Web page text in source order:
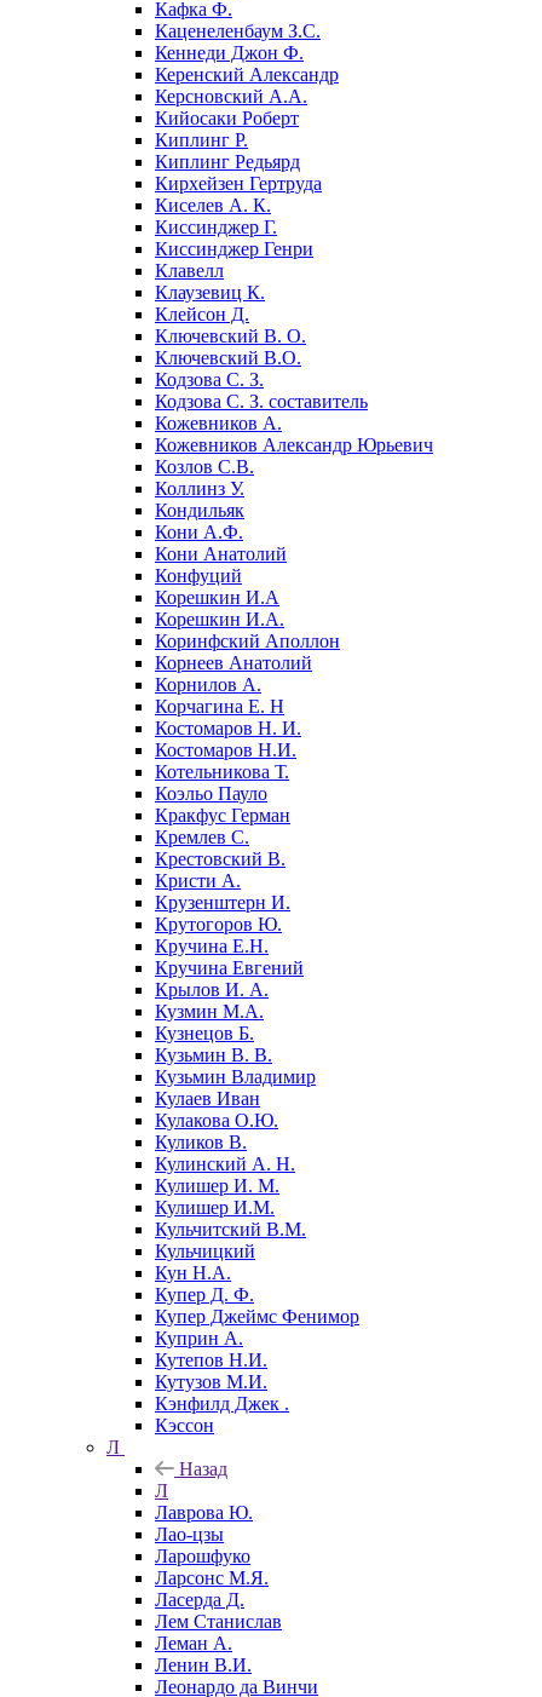
Кафка Ф.
Каценеленбаум З.С.
Кеннеди Джон Ф.
Керенский Александр
Керсновский А.А.
Кийосаки Роберт
Киплинг Р.
Киплинг Редьярд
Кирхейзен Гертруда
Киселев А. К.
Киссинджер Г.
Киссинджер Генри
Клавелл
Клаузевиц К.
Клейсон Д.
Ключевский В. О.
Ключевский В.О.
Кодзова С. З.
Кодзова С. З. составитель
Кожевников А.
Кожевников Александр Юрьевич
Козлов С.В.
Коллинз У.
Кондильяк
Кони А.Ф.
Кони Анатолий
Конфуций
Корешкин И.А
Корешкин И.А.
Коринфский Аполлон
Корнеев Анатолий
Корнилов А.
Корчагина Е. Н
Костомаров Н. И.
Костомаров Н.И.
Котельникова Т.
Коэльо Пауло
Кракфус Герман
Кремлев С.
Крестовский В.
Кристи А.
Крузенштерн И.
Крутогоров Ю.
Кручина Е.Н.
Кручина Евгений
Крылов И. А.
Кузмин М.А.
Кузнецов Б.
Кузьмин В. В.
Кузьмин Владимир
Кулаев Иван
Кулакова О.Ю.
Куликов В.
Кулинский А. Н.
Кулишер И. М.
Кулишер И.М.
Кульчитский В.М.
Кульчицкий
Кун Н.А.
Купер Д. Ф.
Купер Джеймс Фенимор
Куприн А.
Кутепов Н.И.
Кутузов М.И.
Кэнфилд Джек .
Кэссон
Л
Назад
Л
Лаврова Ю.
Лао-цзы
Ларошфуко
Ларсонс М.Я.
Ласерда Д.
Лем Станислав
Леман А.
Ленин В.И.
Леонардо да Винчи